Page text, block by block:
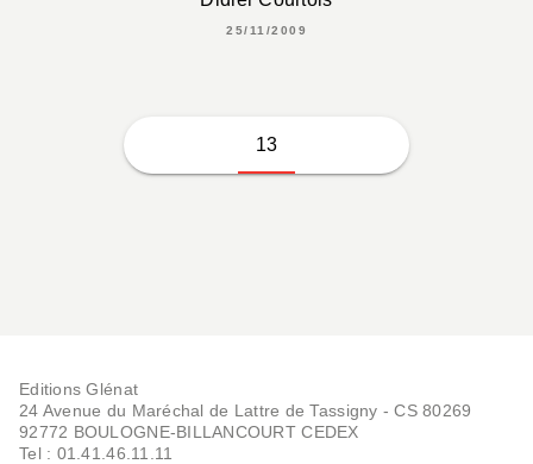
25/11/2009
13
Editions Glénat
24 Avenue du Maréchal de Lattre de Tassigny - CS 80269
92772 BOULOGNE-BILLANCOURT CEDEX
Tel : 01.41.46.11.11